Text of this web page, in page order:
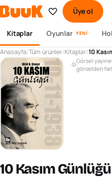
Üye ol
Kitaplar Oyunlar YENI
Anasayfa/Tüm ürünler/Kitaplar/10
Görsel
görselden
10 Kasım Günlüğü